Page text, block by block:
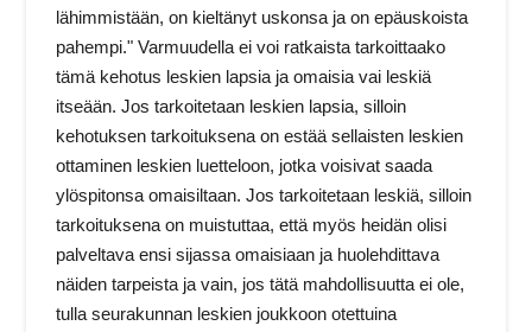
lähimmistään, on kieltänyt uskonsa ja on epäuskoista
pahempi." Varmuudella ei voi ratkaista tarkoittaako
tämä kehotus leskien lapsia ja omaisia vai leskiä
itseään. Jos tarkoitetaan leskien lapsia, silloin
kehotuksen tarkoituksena on estää sellaisten leskien
ottaminen leskien luetteloon, jotka voisivat saada
ylöspitonsa omaisiltaan. Jos tarkoitetaan leskiä, silloin
tarkoituksena on muistuttaa, että myös heidän olisi
palveltava ensi sijassa omaisiaan ja huolehdittava
näiden tarpeista ja vain, jos tätä mahdollisuutta ei ole,
tulla seurakunnan leskien joukkoon otettuina